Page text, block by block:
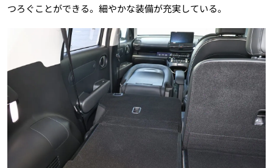
つろぐことができる。細やかな装備が充実している。